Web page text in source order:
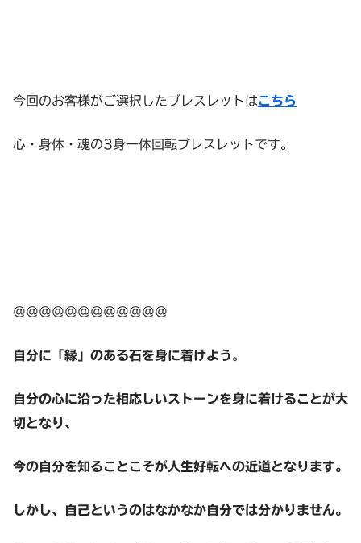
今回のお客様がご選択したブレスレットはこちら
心・身体・魂の3身一体回転ブレスレットです。
＠＠＠＠＠＠＠＠＠＠＠＠
自分に「縁」のある石を身に着けよう。
自分の心に沿った相応しいストーンを身に着けることが大
切となり、
今の自分を知ることこそが人生好転への近道となります。
しかし、自己というのはなかなか自分では分かりません。